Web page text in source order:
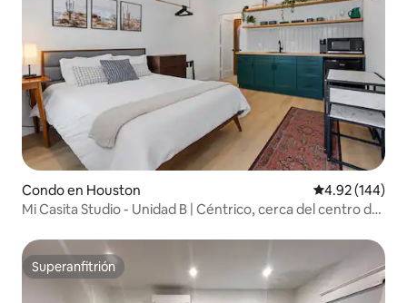
Condo en Houston Calificación
4.92 (144)
Mi Casita Studio - Unidad B | Céntrico, cerca del centro de
Superanfitrión
Superanfitrión